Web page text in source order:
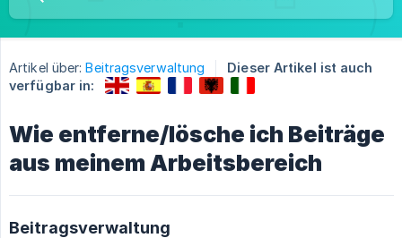
Artikel über: Beitragsverwaltung
Dieser Artikel ist auch
verfügbar in:
Wie entferne/lösche ich Beiträge
aus meinem Arbeitsbereich
Beitragsverwaltung